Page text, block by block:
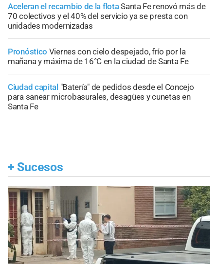
Aceleran el recambio de la flotaSanta Fe renovó más de
70 colectivos y el 40% del servicio ya se presta con
unidades modernizadas
Pronóstico Viernes con cielo despejado, frío por la
mañana y máxima de 16°C en la ciudad de Santa Fe
Ciudad capital "Batería" de pedidos desde el Concejo
para sanear microbasurales, desagües y cunetas en
Santa Fe
+ Sucesos